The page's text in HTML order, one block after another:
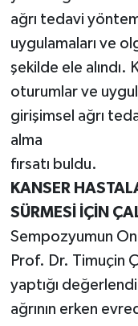
ağrı tedavi
uygulamaları ve
şekilde ele alındı.
oturumlar ve
girişimsel ağrı
alma
fırsatı buldu.
KANSER
SÜRMESİ İÇİN
Sempozyumun
Prof. Dr. Timuçin
yaptığı
ağrının erken